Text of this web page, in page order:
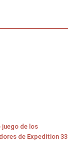
juego de los
de Expedition 33